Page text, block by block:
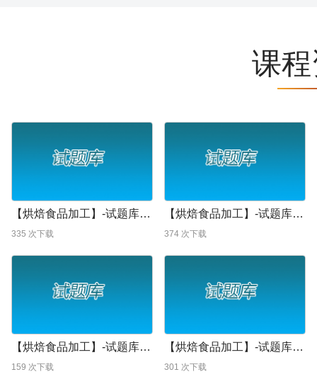
课
【烘焙食品加工】-试题库-烘焙食品加工试题6参考答案
335 次下载
【烘焙食品加工】-试题库-烘焙食品加工试题6
374 次下载
【烘焙食品加工】-试题库-烘焙食品加工试题4参考答案
159 次下载
【烘焙食品加工】-试题库-烘焙食品加工试题4
301 次下载